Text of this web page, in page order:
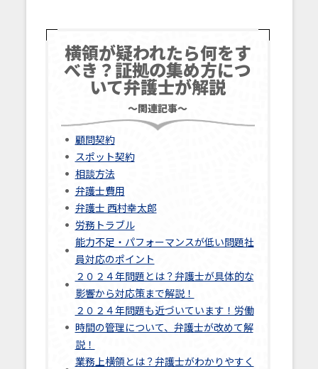
横領が疑われたら何をす
べき？証拠の集め方につ
いて弁護士が解説
～関連記事～
顧問契約
スポット契約
相談方法
弁護士費用
弁護士 西村幸太郎
労務トラブル
能力不足・パフォーマンスが低い問題社
員対応のポイント
２０２４年問題とは？弁護士が具体的な
影響から対応策まで解説！
２０２４年問題も近づいています！労働
時間の管理について、弁護士が改めて解
説！
業務上横領とは？弁護士がわかりやすく